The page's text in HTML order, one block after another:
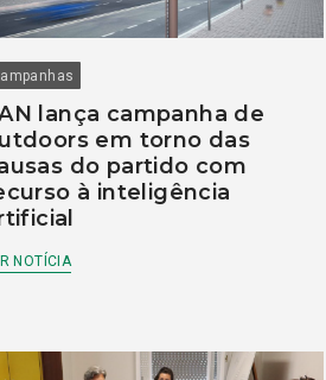
lança campanha de
em torno das
do partido com
à inteligência
NOTÍCIA